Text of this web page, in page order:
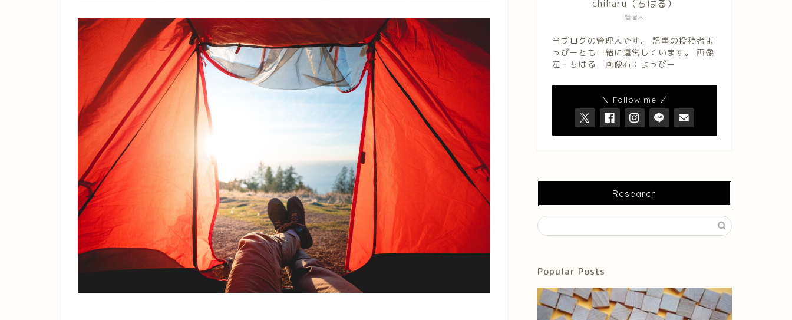
管理人
chiharu（ちはる）
当ブログの管理人です。 記事の投稿者よ
っぴーとも一緒に運営しています。 画像
左：ちはる 画像右：よっぴー
＼ Follow me ／
Research
Popular Posts